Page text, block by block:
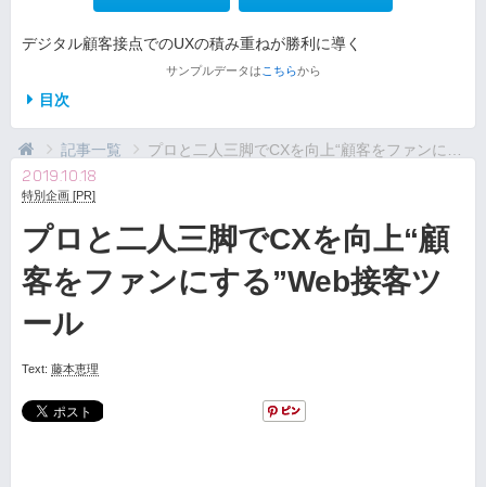
デジタル顧客接点でのUXの積み重ねが勝利に導く
サンプルデータは こちらから
目次
記事一覧 プロと二人三脚でCXを向上“顧客をファンにする”W...
2019.10.18
特別企画 [PR]
プロと二人三脚でCXを向上“顧
客をファンにする”Web接客ツ
ール
Text: 藤本恵理